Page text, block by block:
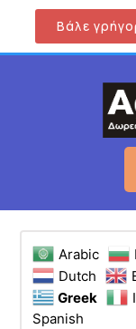
Βάλε
Arabic
Dutch
Greek
Spanish